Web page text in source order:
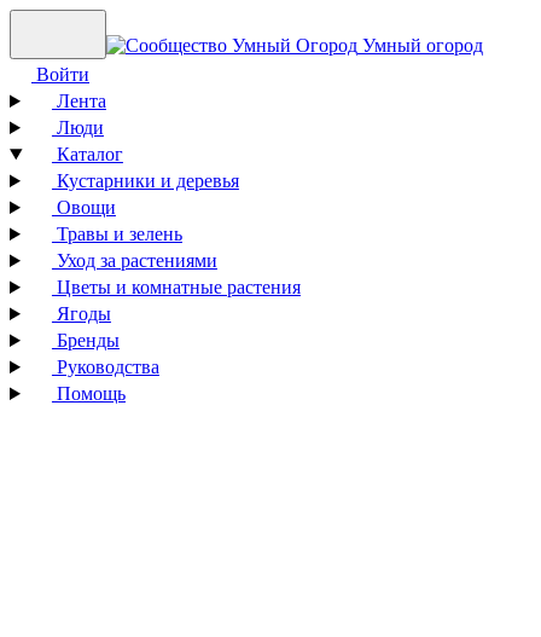
Умный огород
Войти
Лента
Люди
Каталог
Кустарники и деревья
Овощи
Травы и зелень
Уход за растениями
Цветы и комнатные растения
Ягоды
Бренды
Руководства
Помощь